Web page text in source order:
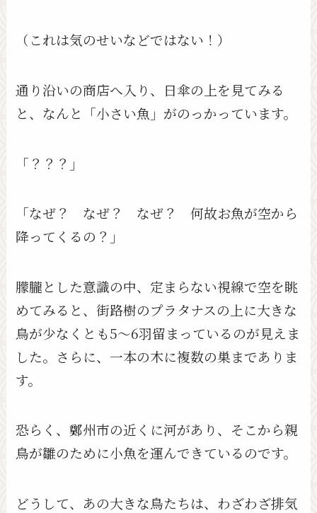
（これは気のせいなどではない！）
通り沿いの商店へ入り、日傘の上を見てみる
と、なんと「小さい魚」がのっかっています。
「？？？」
「なぜ？ なぜ？ なぜ？ 何故お魚が空から
降ってくるの？」
朦朧とした意識の中、定まらない視線で空を眺
めてみると、街路樹のプラタナスの上に大きな
鳥が少なくとも5〜6羽留まっているのが見えま
した。さらに、一本の木に複数の巣までありま
す。
恐らく、鄭州市の近くに河があり、そこから親
鳥が雛のために小魚を運んできているのです。
どうして、あの大きな鳥たちは、わざわざ排気